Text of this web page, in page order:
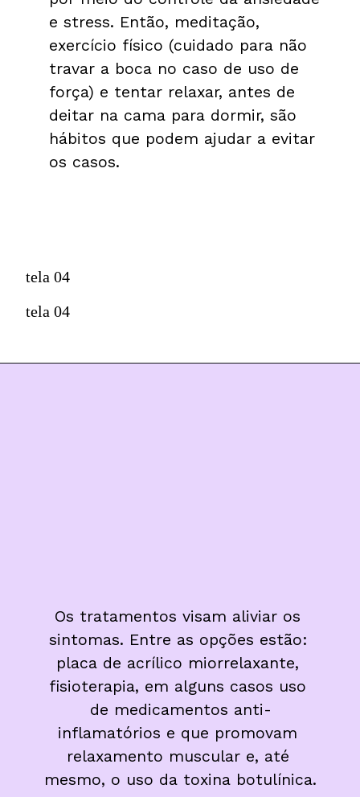
e stress. Então, meditação,
exercício físico (cuidado para não
travar a boca no caso de uso de
força) e tentar relaxar, antes de
deitar na cama para dormir, são
hábitos que podem ajudar a evitar
os casos.
tela 04
tela 04
Os tratamentos visam aliviar os
sintomas. Entre as opções estão:
placa de acrílico miorrelaxante,
fisioterapia, em alguns casos uso
de medicamentos anti-
inflamatórios e que promovam
relaxamento muscular e, até
mesmo, o uso da toxina botulínica.